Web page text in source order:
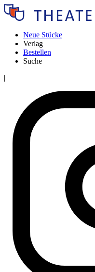
Neue Stücke
Verlag
Bestellen
Suche
|